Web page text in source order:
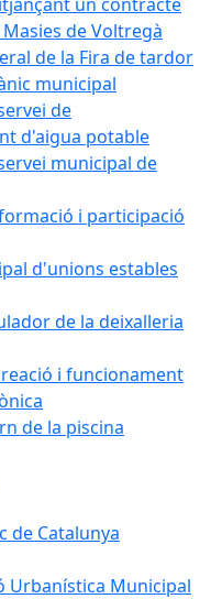
de Voltregà
de la Fira de tardor
municipal
de
d'aigua potable
municipal de
i participació
d'unions estables
de la deixalleria
i funcionament
de la piscina
de Catalunya
Urbanística Municipal